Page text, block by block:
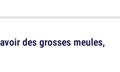
des grosses meules,